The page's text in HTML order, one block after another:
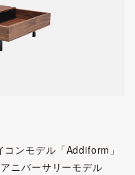
ンモデル「Addiform」
ニバーサリーモデル